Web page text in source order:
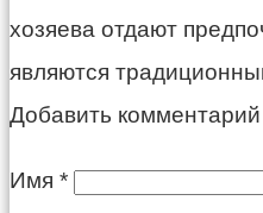
хозяева отдают
являются
Добавить комментарий
Имя *